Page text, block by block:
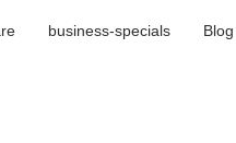
business-specials Blog